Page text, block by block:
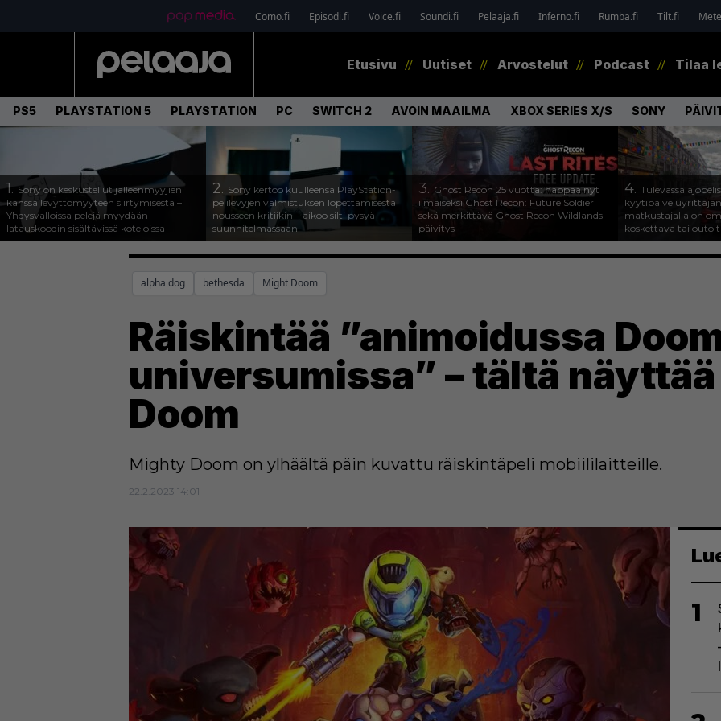
Como.fi Episodi.fi Voice.fi Soundi.fi Pelaaja.fi Inferno.fi Rumba.fi Tilt.fi
Etusivu Uutiset Arvostelut Podcast Tilaa
PS5 PLAYSTATION 5 PLAYSTATION PC SWITCH 2 AVOIN MAAILMA XBOX SERIES X/S SONY
1.Sony on keskustellut jälleenmyyjien
kanssa levyttömyyteen siirtymisestä –
Yhdysvalloissa pelejä myydään
latauskoodin sisältävissä koteloissa
2. Sony kertoo kuulleensa PlayStation-
pelilevyjen valmistuksen lopettamisesta
nousseen kritiikin – aikoo silti pysyä
suunnitelmassaan
3. Ghost Recon 25 vuotta: nappaa nyt
ilmaiseksi Ghost Recon: Future Soldier
sekä merkittävä Ghost Recon Wildlands -
päivitys
4. Tulevassa
kyytipalveluyrittäjän
matkustajalla on
koskettava tai outo
alpha dog bethesda Might Doom
Räiskintää ”animoidussa
universumissa” – tältä
Doom
Mighty Doom on ylhäältä päin kuvattu räiskintäpeli mobiililaitteille.
22.2.2023 14:01
1